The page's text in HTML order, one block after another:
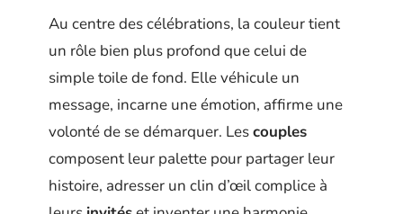
Au centre des célébrations, la couleur tient
un rôle bien plus profond que celui de
simple toile de fond. Elle véhicule un
message, incarne une émotion, affirme une
volonté de se démarquer. Lescouples
composent leur palette pour partager leur
histoire, adresser un clin d’œil complice à